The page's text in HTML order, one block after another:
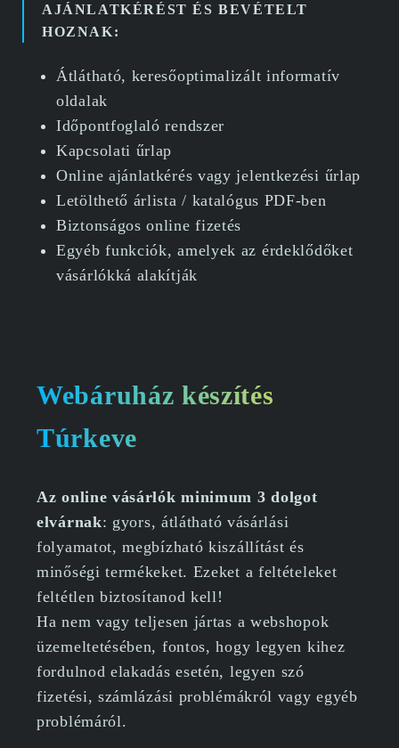
AJÁNLATKÉRÉST ÉS BEVÉTELT
HOZNAK:
Átlátható, keresőoptimalizált informatív
oldalak
Időpontfoglaló rendszer
Kapcsolati űrlap
Online ajánlatkérés vagy jelentkezési űrlap
Letölthető árlista / katalógus PDF-ben
Biztonságos online fizetés
Egyéb funkciók, amelyek az érdeklődőket
vásárlókká alakítják
Webáruház készítés
Túrkeve
Az online vásárlók minimum 3 dolgot
elvárnak: gyors, átlátható vásárlási
folyamatot, megbízható kiszállítást és
minőségi termékeket. Ezeket a feltételeket
feltétlen biztosítanod kell!
Ha nem vagy teljesen jártas a webshopok
üzemeltetésében, fontos, hogy legyen kihez
fordulnod elakadás esetén, legyen szó
fizetési, számlázási problémákról vagy egyéb
problémáról.